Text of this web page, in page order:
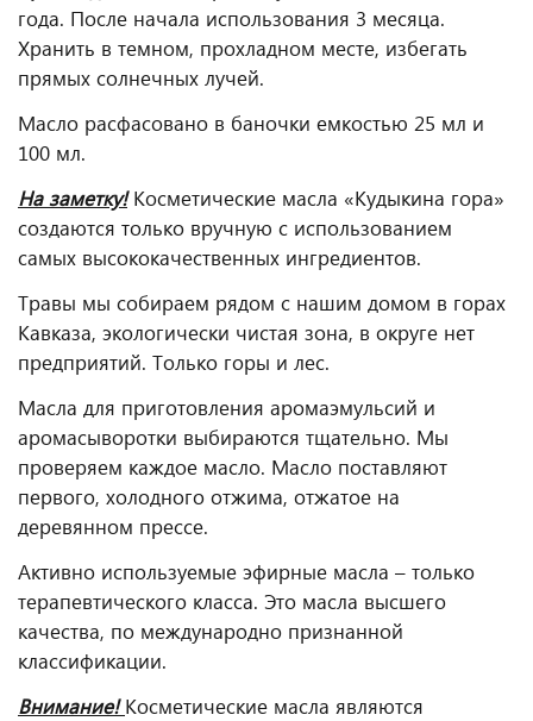
года. После начала использования 3 месяца.
Хранить в темном, прохладном месте, избегать
прямых солнечных лучей.
Масло расфасовано в баночки емкостью 25 мл и
100 мл.
На заметку!Косметические масла «Кудыкина гора»
создаются только вручную с использованием
самых высококачественных ингредиентов.
Травы мы собираем рядом с нашим домом в горах
Кавказа, экологически чистая зона, в округе нет
предприятий. Только горы и лес.
Масла для приготовления аромаэмульсий и
аромасыворотки выбираются тщательно. Мы
проверяем каждое масло. Масло поставляют
первого, холодного отжима, отжатое на
деревянном прессе.
Активно используемые эфирные масла – только
терапевтического класса. Это масла высшего
качества, по международно признанной
классификации.
Внимание!Косметические масла являются